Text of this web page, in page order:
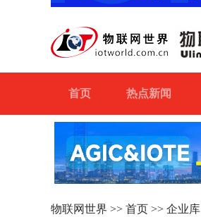
首页 热点新闻
物联网世界 >> 首页 >> 企业库